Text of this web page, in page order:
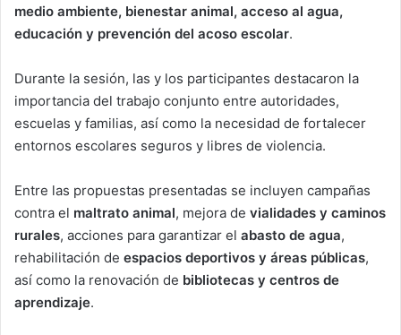
medio ambiente, bienestar animal, acceso al agua,
educación y prevención del acoso escolar.
Durante la sesión, las y los participantes destacaron la
importancia del trabajo conjunto entre autoridades,
escuelas y familias, así como la necesidad de fortalecer
entornos escolares seguros y libres de violencia.
Entre las propuestas presentadas se incluyen campañas
contra el maltrato animal, mejora de vialidades y caminos
rurales, acciones para garantizar el abasto de agua,
rehabilitación de espacios deportivos y áreas públicas,
así como la renovación de bibliotecas y centros de
aprendizaje.